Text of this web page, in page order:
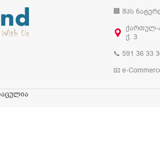
🏢 შპს
ქართულ-
ქ. 3
📞 591 36 33
📧 e-